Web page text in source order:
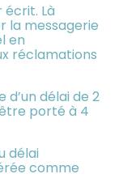
Là
la messagerie
en
réclamations
d’un délai de 2
porté à 4
délai
comme